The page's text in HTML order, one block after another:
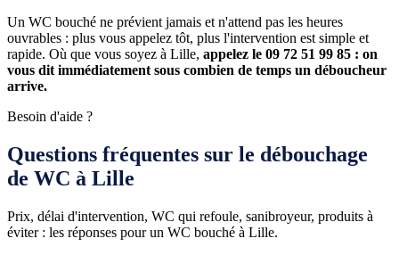
Un WC bouché ne prévient jamais et n'attend pas les heures
ouvrables : plus vous appelez tôt, plus l'intervention est simple et
rapide. Où que vous soyez à Lille, appelez le 09 72 51 99 85 : on
vous dit immédiatement sous combien de temps un déboucheur
arrive.
Besoin d'aide ?
Questions fréquentes sur le débouchage
de WC à Lille
Prix, délai d'intervention, WC qui refoule, sanibroyeur, produits à
éviter : les réponses pour un WC bouché à Lille.